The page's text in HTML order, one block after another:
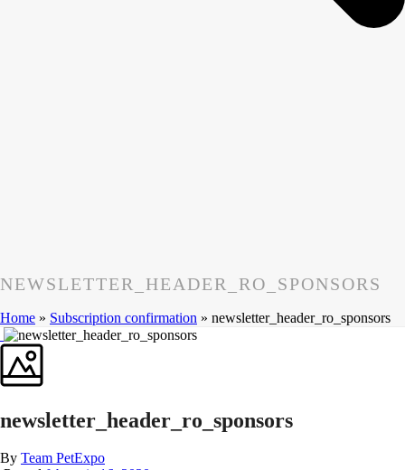
NEWSLETTER_HEADER_RO_SPONSORS
Home » Subscription confirmation » newsletter_header_ro_sponsors
newsletter_header_ro_sponsors
By Team PetExpo